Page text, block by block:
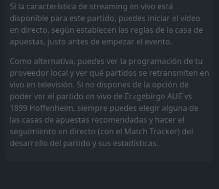
Si la característica de streaming en vivo está
disponible para este partido, puedes iniciar el video
en directo, según establecen las reglas de la casa de
apuestas, justo antes de empezar el evento.
Como alternativa, puedes ver la programación de tu
proveedor local y ver qué partidos se retransmiten en
vivo en televisión. Si no dispones de la opción de
poder ver el partido en vivo de Erzgebirge AUE vs
1899 Hoffenheim, siempre puedes elegir alguna de
las casas de apuestas recomendadas y hacer el
seguimiento en directo (con el Match Tracker) del
desarrollo del partido y sus estadísticas.